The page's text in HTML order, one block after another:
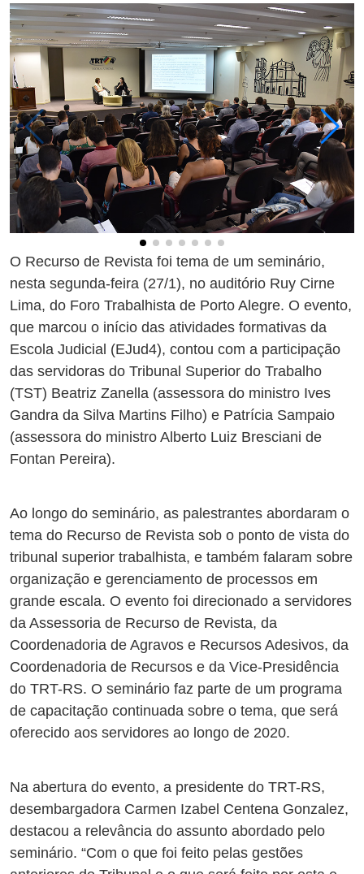
O Recurso de Revista foi tema de um seminário,
nesta segunda-feira (27/1), no auditório Ruy Cirne
Lima, do Foro Trabalhista de Porto Alegre. O evento,
que marcou o início das atividades formativas da
Escola Judicial (EJud4), contou com a participação
das servidoras do Tribunal Superior do Trabalho
(TST) Beatriz Zanella (assessora do ministro Ives
Gandra da Silva Martins Filho) e Patrícia Sampaio
(assessora do ministro Alberto Luiz Bresciani de
Fontan Pereira).
Ao longo do seminário, as palestrantes abordaram o
tema do Recurso de Revista sob o ponto de vista do
tribunal superior trabalhista, e também falaram sobre
organização e gerenciamento de processos em
grande escala. O evento foi direcionado a servidores
da Assessoria de Recurso de Revista, da
Coordenadoria de Agravos e Recursos Adesivos, da
Coordenadoria de Recursos e da Vice-Presidência
do TRT-RS. O seminário faz parte de um programa
de capacitação continuada sobre o tema, que será
oferecido aos servidores ao longo de 2020.
Na abertura do evento, a presidente do TRT-RS,
desembargadora Carmen Izabel Centena Gonzalez,
destacou a relevância do assunto abordado pelo
seminário. “Com o que foi feito pelas gestões